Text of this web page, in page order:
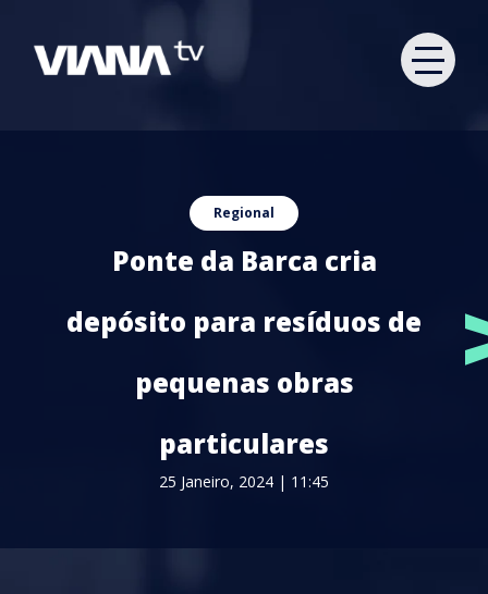
Regional
Ponte da Barca cria
depósito para resíduos de
pequenas obras
particulares
25 Janeiro, 2024 | 11:45